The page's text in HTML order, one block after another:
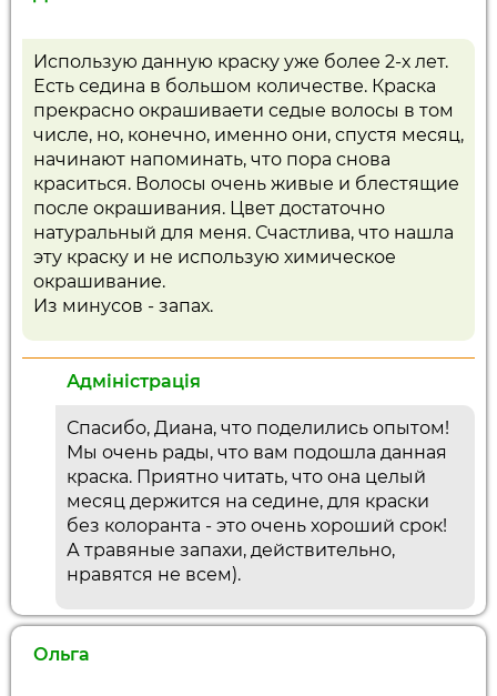
Использую данную краску уже более 2-х лет.
Есть седина в большом количестве. Краска
прекрасно окрашиваети седые волосы в том
числе, но, конечно, именно они, спустя месяц,
начинают напоминать, что пора снова
краситься. Волосы очень живые и блестящие
после окрашивания. Цвет достаточно
натуральный для меня. Счастлива, что нашла
эту краску и не использую химическое
окрашивание.
Из минусов - запах.
Адміністрація
Спасибо, Диана, что поделились опытом!
Мы очень рады, что вам подошла данная
краска. Приятно читать, что она целый
месяц держится на седине, для краски
без колоранта - это очень хороший срок!
А травяные запахи, действительно,
нравятся не всем).
Ольга